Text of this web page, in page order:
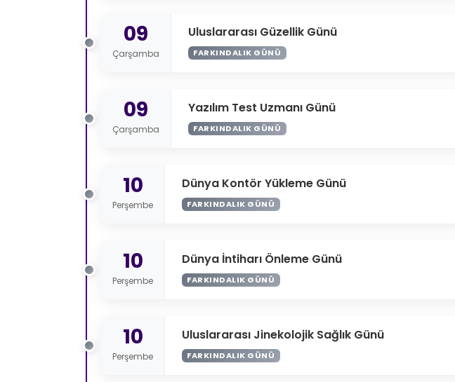
09
Çarşamba
Uluslararası Güzellik Günü
FARKINDALIK GÜNÜ
09
Çarşamba
Yazılım Test Uzmanı Günü
FARKINDALIK GÜNÜ
10
Perşembe
Dünya Kontör Yükleme Günü
FARKINDALIK GÜNÜ
10
Perşembe
Dünya İntiharı Önleme Günü
FARKINDALIK GÜNÜ
10
Perşembe
Uluslararası Jinekolojik Sağlık Günü
FARKINDALIK GÜNÜ